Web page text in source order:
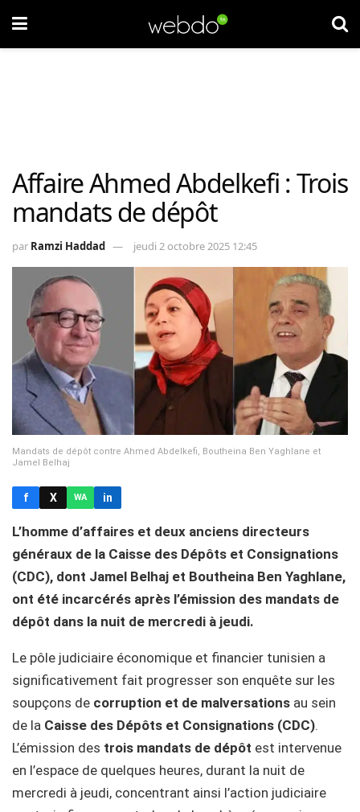
Affaire Ahmed Abdelkefi : Trois
mandats de dépôt
par Ramzi Haddad jeudi 2 octobre 2025 12:45
Mandats de dépôt contre Ahmed Abdelkefi, Boutheina Ben Yaghlane et
Jamel Belhaj
f X WA in
L’homme d’affaires et deux anciens directeurs
généraux de la Caisse des Dépôts et Consignations
(CDC), dont Jamel Belhaj et Boutheina Ben Yaghlane,
ont été incarcérés après l’émission des mandats de
dépôt dans la nuit de mercredi à jeudi.
Le pôle judiciaire économique et financier tunisien a
significativement fait progresser son enquête sur les
soupçons de corruption et de malversations au sein
de la Caisse des Dépôts et Consignations (CDC).
L’émission des trois mandats de dépôt est intervenue
en l’espace de quelques heures, durant la nuit de
mercredi à jeudi, concentrant ainsi l’action judiciaire